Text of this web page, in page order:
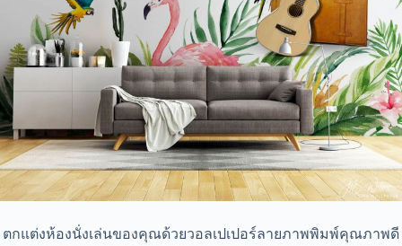
ตกแต่งห้องนั่งเล่นของคุณด้วยวอลเปเปอร์ลายภาพพิมพ์คุณภาพดี